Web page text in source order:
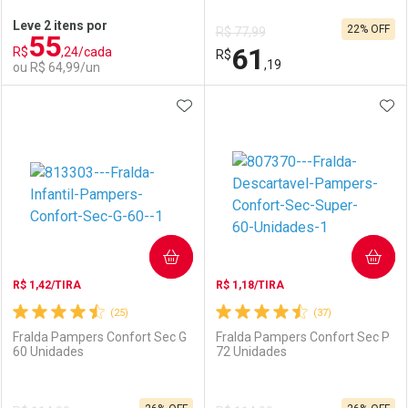
Comprar sem Desconto
Por R$ 97,96/cada
Comprar sem Desconto
Por R$ 97,96/cada
Comprar sem Desconto
Por R$ 79,99/cada
Comprar sem Desconto
Por R$ 79,99/cada
Leve 2 itens por
R$55,24/cada
ou R$ 64,99/un
Laboratório
Por Menos
R$ 77,99
R$61 ,19
22% OFF
Laboratório
Por Menos
(25)
R$ 1,42/TIRA
Fralda Pampers Confort Sec G
60 Unidades
ADICIONAR AOS FAVORITOS
COMPRAR
(37)
R$ 1,18/TIRA
Fralda Pampers Confort Sec P
72 Unidades
COMPRAR